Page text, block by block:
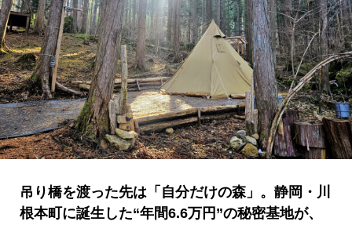
吊り橋を渡った先は「自分だけの森」。静岡・川
根本町に誕生した“年間6.6万円”の秘密基地が、